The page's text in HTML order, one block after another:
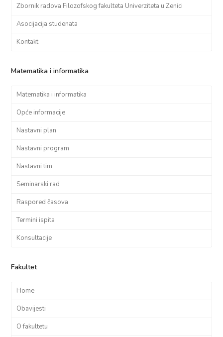
Zbornik radova Filozofskog fakulteta Univerziteta u Zenici
Asocijacija studenata
Kontakt
Matematika i informatika
Matematika i informatika
Opće informacije
Nastavni plan
Nastavni program
Nastavni tim
Seminarski rad
Raspored časova
Termini ispita
Konsultacije
Fakultet
Home
Obavijesti
O fakultetu